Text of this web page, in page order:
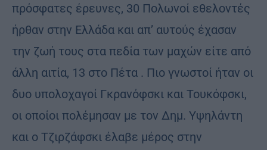
πρόσφατες έρευνες, 30 Πολωνοί εθελοντές
ήρθαν στην Ελλάδα και απ’ αυτούς έχασαν
την ζωή τους στα πεδία των μαχών είτε από
άλλη αιτία, 13 στο Πέτα . Πιο γνωστοί ήταν οι
δυο υπολοχαγοί Γκρανόφσκι και Τουκόφσκι,
οι οποίοι πολέμησαν με τον Δημ. Υψηλάντη
και ο Τζιρζάφσκι έλαβε μέρος στην